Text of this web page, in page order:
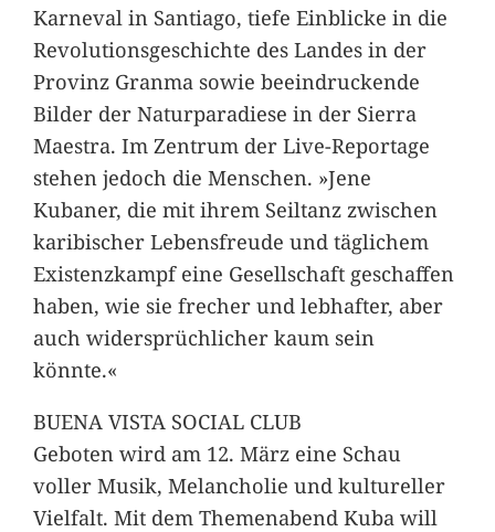
Karneval in Santiago, tiefe Einblicke in die
Revolutionsgeschichte des Landes in der
Provinz Granma sowie beeindruckende
Bilder der Naturparadiese in der Sierra
Maestra. Im Zentrum der Live-Reportage
stehen jedoch die Menschen. »Jene
Kubaner, die mit ihrem Seiltanz zwischen
karibischer Lebensfreude und täglichem
Existenzkampf eine Gesellschaft geschaffen
haben, wie sie frecher und lebhafter, aber
auch widersprüchlicher kaum sein
könnte.«
BUENA VISTA SOCIAL CLUB
Geboten wird am 12. März eine Schau
voller Musik, Melancholie und kultureller
Vielfalt. Mit dem Themenabend Kuba will